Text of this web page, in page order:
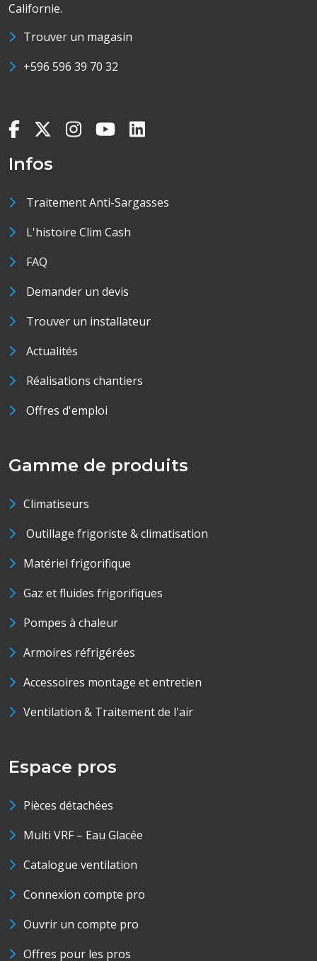
Californie.
Trouver un magasin
+596 596 39 70 32
Infos
Traitement Anti-Sargasses
L'histoire Clim Cash
FAQ
Demander un devis
Trouver un installateur
Actualités
Réalisations chantiers
Offres d'emploi
Gamme de produits
Climatiseurs
Outillage frigoriste & climatisation
Matériel frigorifique
Gaz et fluides frigorifiques
Pompes à chaleur
Armoires réfrigérées
Accessoires montage et entretien
Ventilation & Traitement de l'air
Espace pros
Pièces détachées
Multi VRF – Eau Glacée
Catalogue ventilation
Connexion compte pro
Ouvrir un compte pro
Offres pour les pros